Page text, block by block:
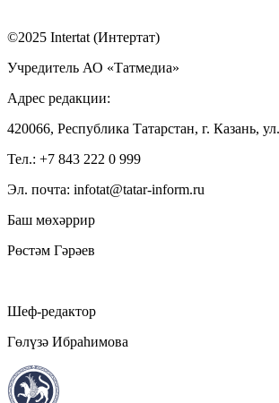
©2025 Intertat (Интертат)
Учредитель АО «Татмедиа»
Адрес редакции:
420066, Республика Татарстан, г. Казань,
Тел.: +7 843 222 0 999
Эл. почта: infotat@tatar-inform.ru
Баш мөхәррир
Рөстәм Гәрәев
Шеф-редактор
Гөлүзә Ибраһимова